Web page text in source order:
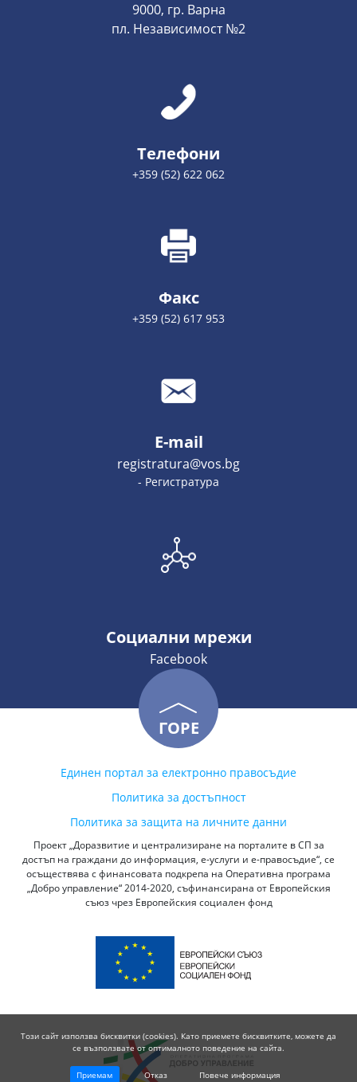
9000, гр. Варна
пл. Независимост №2
Телефони
+359 (52) 622 062
Факс
+359 (52) 617 953
E-mail
registratura@vos.bg
- Регистратура
Социални мрежи
Facebook
ГОРЕ
Единен портал за електронно правосъдие
Политика за достъпност
Политика за защита на личните данни
Проект „Доразвитие и централизиране на порталите в СП за
достъп на граждани до информация, е-услуги и е-правосъдие“, се
осъществява с финансовата подкрепа на Оперативна програма
„Добро управление“ 2014-2020, съфинансирана от Европейския
съюз чрез Европейския социален фонд
Този сайт използва бисквитки (cookies). Като приемете бисквитките, можете да
се възползвате от оптималното поведение на сайта.
Приемам Отказ Повече информация